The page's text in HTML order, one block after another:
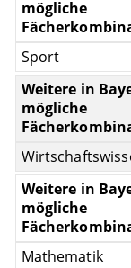
Sport
Mathematik